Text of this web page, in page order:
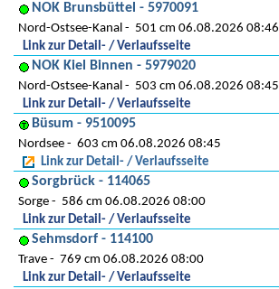
NOK Brunsbüttel - 5970091
Nord-Ostsee-Kanal
501 cm 06.08.2026 08:46
Link zur Detail- / Verlaufsseite
NOK Kiel Binnen - 5979020
Nord-Ostsee-Kanal
503 cm 06.08.2026 08:45
Link zur Detail- / Verlaufsseite
Büsum - 9510095
Nordsee
603 cm 06.08.2026 08:45
Link zur Detail- / Verlaufsseite
Sorgbrück - 114065
Sorge
586 cm 06.08.2026 08:00
Link zur Detail- / Verlaufsseite
Sehmsdorf - 114100
Trave
769 cm 06.08.2026 08:00
Link zur Detail- / Verlaufsseite